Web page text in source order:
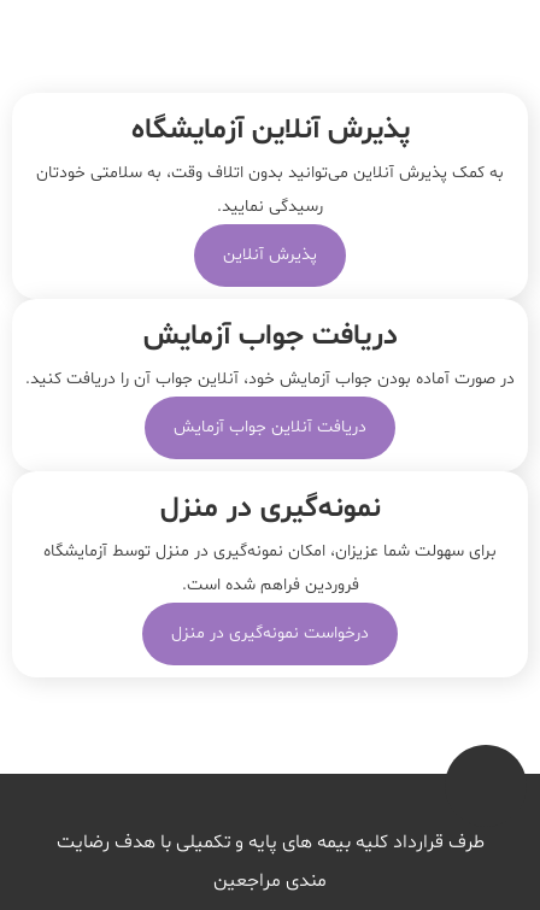
پذیرش آنلاین آزمایشگاه
به کمک پذیرش آنلاین می‌توانید بدون اتلاف وقت، به سلامتی خودتان
رسیدگی نمایید.
پذیرش آنلاین
دریافت جواب آزمایش
در صورت آماده بودن جواب آزمایش خود، آنلاین جواب‌ آن را دریافت کنید.
دریافت آنلاین جواب آزمایش
نمونه‌‌گیری در منزل
برای سهولت شما عزیزان، امکان نمونه‌گیری در منزل توسط آزمایشگاه
فروردین فراهم شده است.
درخواست نمونه‌گیری در منزل
طرف قرارداد کلیه بیمه های پایه و تکمیلی با هدف رضایت
مندی مراجعین